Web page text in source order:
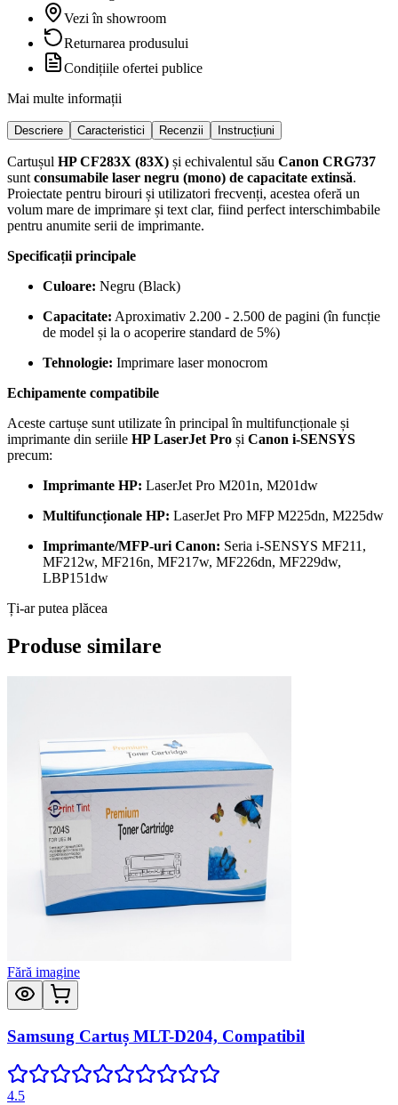
Vezi în showroom
Returnarea produsului
Condițiile ofertei publice
Mai multe informații
Descriere Caracteristici Recenzii Instrucțiuni
Cartușul HP CF283X (83X) și echivalentul său Canon CRG737
sunt consumabile laser negru (mono) de capacitate extinsă.
Proiectate pentru birouri și utilizatori frecvenți, acestea oferă un
volum mare de imprimare și text clar, fiind perfect interschimbabile
pentru anumite serii de imprimante.
Specificații principale
Culoare: Negru (Black)
Capacitate: Aproximativ 2.200 - 2.500 de pagini (în funcție
de model și la o acoperire standard de 5%)
Tehnologie: Imprimare laser monocrom
Echipamente compatibile
Aceste cartușe sunt utilizate în principal în multifuncționale și
imprimante din seriile HP LaserJet Pro și Canon i-SENSYS
precum:
Imprimante HP: LaserJet Pro M201n, M201dw
Multifuncționale HP: LaserJet Pro MFP M225dn, M225dw
Imprimante/MFP-uri Canon: Seria i-SENSYS MF211,
MF212w, MF216n, MF217w, MF226dn, MF229dw,
LBP151dw
Ți-ar putea plăcea
Produse similare
Fără imagine
Samsung Cartuș MLT-D204, Compatibil
4.5